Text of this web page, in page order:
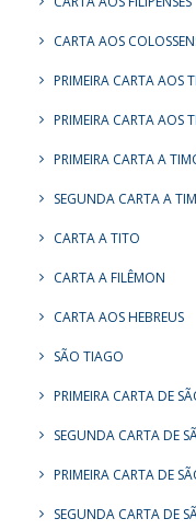
CARTA AOS
PRIMEIRA CARTA AOS
PRIMEIRA CARTA AOS
PRIMEIRA CARTA A
SEGUNDA CARTA A
CARTA A TITO
CARTA A FILÊMON
CARTA AOS HEBREUS
SÃO TIAGO
PRIMEIRA CARTA DE
SEGUNDA CARTA DE
PRIMEIRA CARTA DE
SEGUNDA CARTA DE